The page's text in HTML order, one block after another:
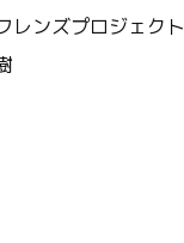
レンズプロジェクト